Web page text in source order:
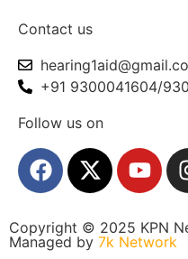
Contact us
+91 9300041604/
Follow us on
Copyright © 2025 KPN
Managed by 7k Network